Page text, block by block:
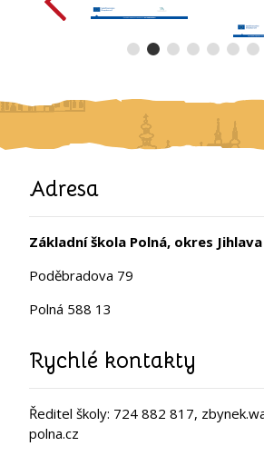
Adresa
Základní škola Polná, okres Jihlava
Poděbradova 79
Polná 588 13
Rychlé kontakty
Ředitel školy: 724 882 817,
polna.cz